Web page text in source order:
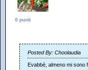
0 punti
Posted By: Choolaudia
Evabbè, almeno mi sono